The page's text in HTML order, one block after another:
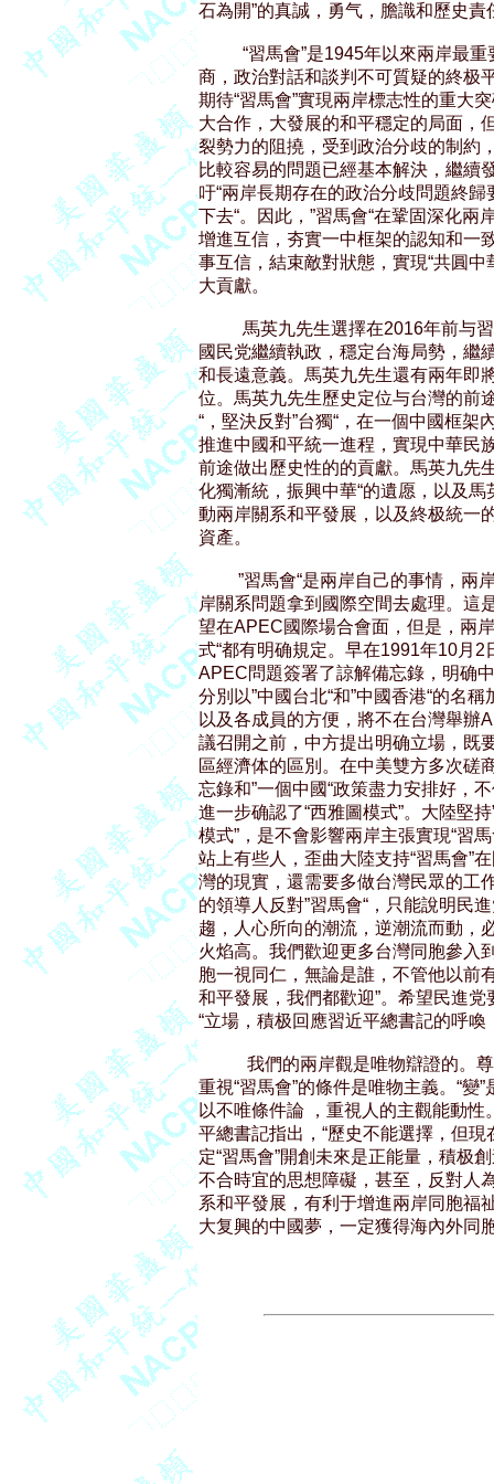
石為開”的真誠，勇气，膽識和歷史責
“習馬會”是1945年以來兩岸
商，政治對話和談判不可質疑的終极
期待“習馬會”實現兩岸標志性的重大
大合作，大發展的和平穩定的局面，
裂勢力的阻撓，受到政治分歧的制約
比較容易的問題已經基本解決，繼續
吁“兩岸長期存在的政治分歧問題終
下去“。因此，”習馬會“在鞏固深化
增進互信，夯實一中框架的認知和一
事互信，結束敵對狀態，實現“共圓
大貢獻。
馬英九先生選擇在2016年前
國民党繼續執政，穩定台海局勢，繼
和長遠意義。馬英九先生還有兩年即
位。馬英九先生歷史定位与台灣的前
“，堅決反對”台獨“，在一個中國框
推進中國和平統一進程，實現中華民
前途做出歷史性的的貢獻。馬英九先
化獨漸統，振興中華“的遺愿，以及馬
動兩岸關系和平發展，以及終极統一
資產。
”習馬會“是兩岸自己的事情，
岸關系問題拿到國際空間去處理。這
望在APEC國際場合會面，但是，兩
式“都有明确規定。早在1991年10月
APEC問題簽署了諒解備忘錄，明确
分別以”中國台北“和”中國香港“的名
以及各成員的方便，將不在台灣舉辦
議召開之前，中方提出明确立場，既
區經濟体的區別。在中美雙方多次磋
忘錄和”一個中國“政策盡力安排好，
進一步确認了“西雅圖模式”。大陸堅
模式”，是不會影響兩岸主張實現“習
站上有些人，歪曲大陸支持“習馬會”
灣的現實，還需要多做台灣民眾的工
的領導人反對”習馬會“，只能說明民
趨，人心所向的潮流，逆潮流而動，
火焰高。我們歡迎更多台灣同胞參入
胞一視同仁，無論是誰，不管他以前
和平發展，我們都歡迎”。希望民進
“立場，積极回應習近平總書記的呼喚
我們的兩岸觀是唯物辯證的
重視“習馬會”的條件是唯物主義。“變
以不唯條件論 ，重視人的主觀能動
平總書記指出，“歷史不能選擇，但
定“習馬會”開創未來是正能量，積极
不合時宜的思想障礙，甚至，反對人
系和平發展，有利于增進兩岸同胞福
大复興的中國夢，一定獲得海內外同